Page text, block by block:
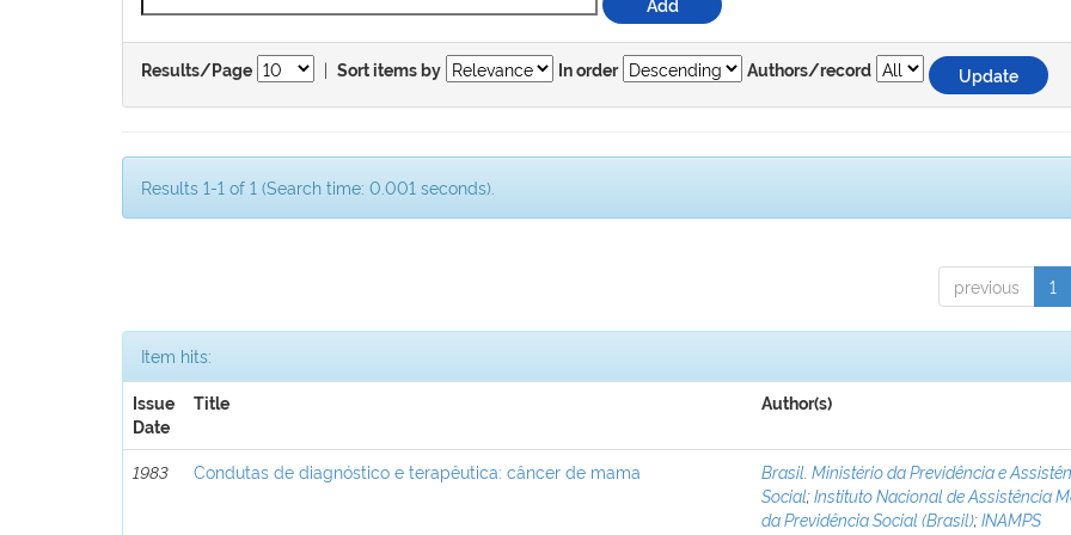
Results/Page | Sort items by In order Authors/record
Results 1-1 of 1 (Search time: 0.001 seconds).
previous 1
Item hits:
Issue
Date
Title Author(s)
1983 Condutas de diagnóstico e terapêutica: câncer de mama
Brasil. Ministério da Previdência e
Social;Instituto Nacional de Assistência
da Previdência Social (Brasil);INAMPS